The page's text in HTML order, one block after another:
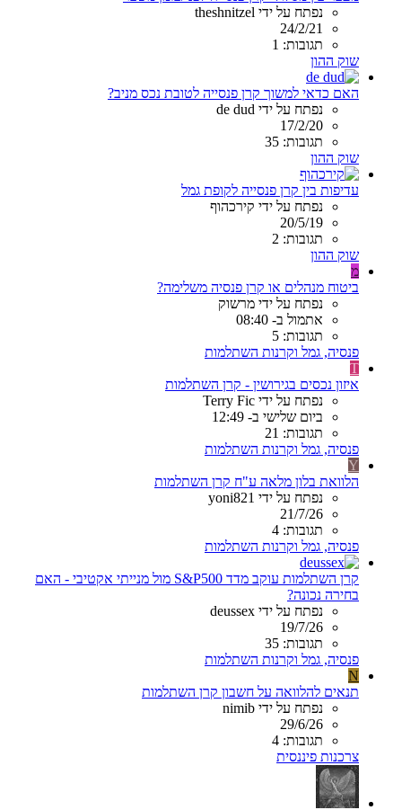
נפתח על ידי theshnitzel
24/2/21
תגובות: 1
שוק ההון
האם כדאי למשוך קרן פנסייה לטובת נכס מניב?
נפתח על ידי de dud
17/2/20
תגובות: 35
שוק ההון
עדיפות בין קרן פנסייה לקופת גמל
נפתח על ידי קירכהוף
20/5/19
תגובות: 2
שוק ההון
מ
ביטוח מנהלים או קרן פנסיה משלימה?
נפתח על ידי מרשוק
אתמול ב- 08:40
תגובות: 5
פנסיה, גמל וקרנות השתלמות
T
איזון נכסים בגירושין - קרן השתלמות
נפתח על ידי Terry Fic
ביום שלישי ב- 12:49
תגובות: 21
פנסיה, גמל וקרנות השתלמות
Y
הלוואת בלון מלאה ע"ח קרן השתלמות
נפתח על ידי yoni821
21/7/26
תגובות: 4
פנסיה, גמל וקרנות השתלמות
קרן השתלמות עוקב מדד S&P500 מול מנייתי אקטיבי - האם
בחירה נכונה?
נפתח על ידי deussex
19/7/26
תגובות: 35
פנסיה, גמל וקרנות השתלמות
N
תנאים להלוואה על חשבון קרן השתלמות
נפתח על ידי nimib
29/6/26
תגובות: 4
צרכנות פיננסית